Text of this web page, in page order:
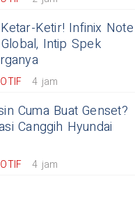
Ketir! Infinix Note
Intip Spek
4 jam
Cuma Buat Genset?
Canggih Hyundai
4 jam